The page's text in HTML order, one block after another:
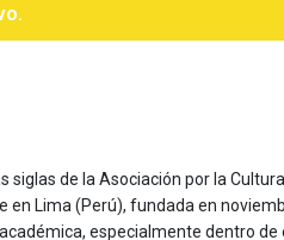
siglas de la Asociación por la
en Lima (Perú), fundada en
especialmente dentro